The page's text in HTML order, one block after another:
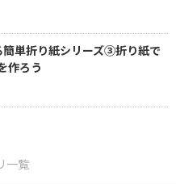
単折り紙シリーズ③折り紙で
作ろう
一覧